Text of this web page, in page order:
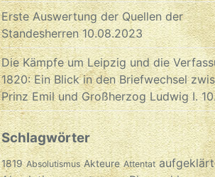
Erste Auswertung der Quellen der
Standesherren 10.08.2023
Die Kämpfe um Leipzig und die
1820: Ein Blick in den Briefwechsel
Prinz Emil und Großherzog Ludwig I.
Schlagwörter
1819 Absolutismus Akteure Attentat